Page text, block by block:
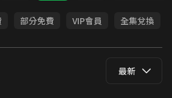
部分免費 VIP會員 全集兌換
最新